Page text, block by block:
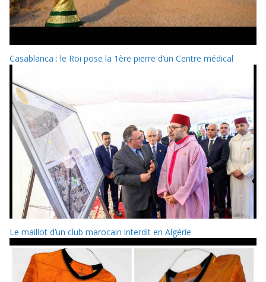
Casablanca : le Roi pose la 1ère pierre d’un Centre médical
Le maillot d’un club marocain interdit en Algérie